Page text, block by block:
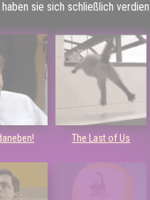
sie sich schließlich
The Last of Us